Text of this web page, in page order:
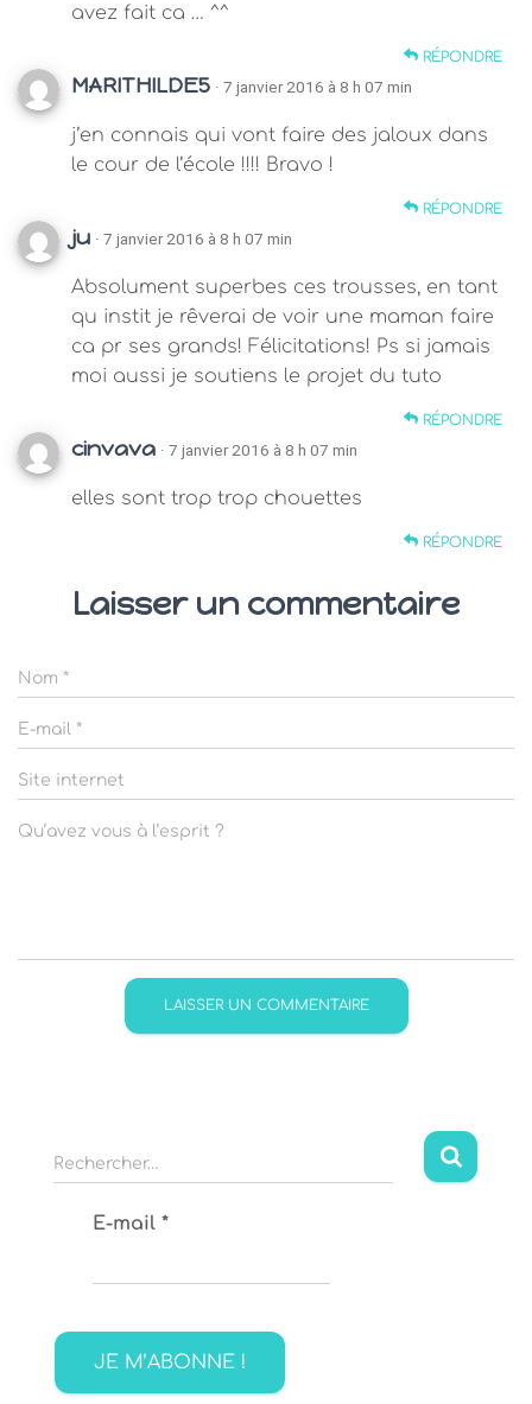
avez fait ca … ^^
RÉPONDRE
MARITHILDE5 · 7 janvier 2016 à 8 h 07 min
j’en connais qui vont faire des jaloux dans
le cour de l’école !!!! Bravo !
RÉPONDRE
ju · 7 janvier 2016 à 8 h 07 min
Absolument superbes ces trousses, en tant
qu instit je rêverai de voir une maman faire
ca pr ses grands! Félicitations! Ps si jamais
moi aussi je soutiens le projet du tuto
RÉPONDRE
cinvava · 7 janvier 2016 à 8 h 07 min
elles sont trop trop chouettes
RÉPONDRE
Laisser un commentaire
Nom *
E-mail *
Site internet
Qu’avez vous à l’esprit ?
R
e
h
r
Rechercher…
E-mail *